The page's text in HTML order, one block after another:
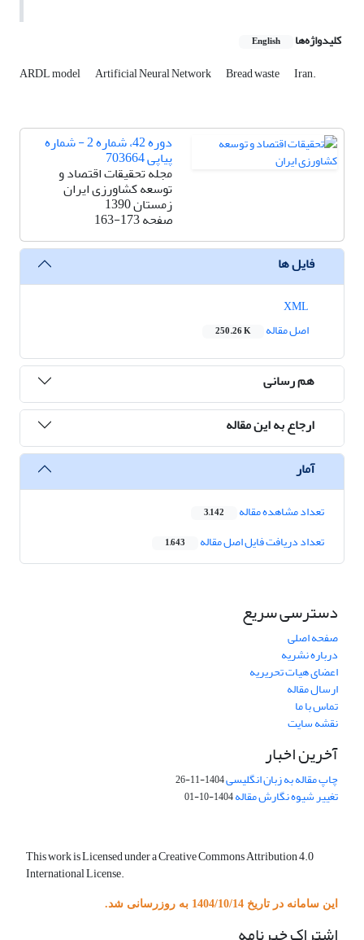
کلیدواژه‌ها English
ARDL model Artificial Neural Network Bread waste Iran.
دوره 42، شماره 2 - شماره
پیاپی 703664
مجله تحقیقات اقتصاد و
توسعه کشاورزی ایران
زمستان 1390
صفحه163-173
فایل ها
اصل مقاله
250.26 K
هم رسانی
ارجاع به این مقاله
آمار
تعداد مشاهده مقاله 3,142
تعداد دریافت فایل اصل مقاله 1,643
دسترسی سریع
صفحه اصلی
درباره نشریه
اعضای هیات تحریریه
ارسال مقاله
تماس با ما
نقشه سایت
آخرین اخبار
چاپ مقاله به زبان انگلیسی1404-11-26
تغییر شیوه نگارش مقاله1404-10-01
This work is Licensed under a Creative Commons Attribution 4.0
International License.
این سامانه در تاریخ 1404/10/14 به روزرسانی شد.